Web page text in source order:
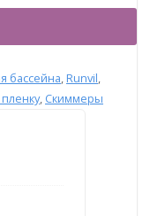
бассейна Runvil
, Скиммеры